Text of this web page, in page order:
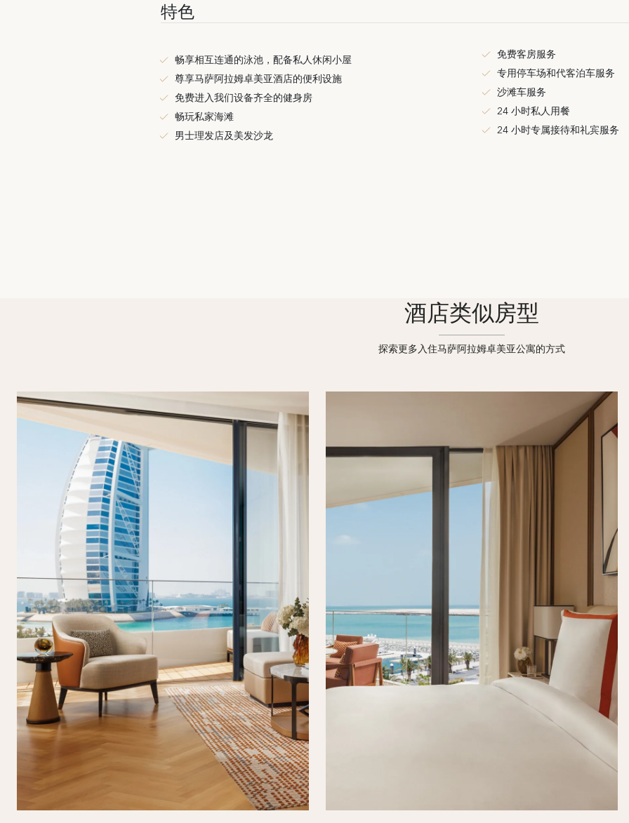
特色
畅享相互连通的泳池，配备私人休闲小屋
尊享马萨阿拉姆卓美亚酒店的便利设施
免费进入我们设备齐全的健身房
畅玩私家海滩
男士理发店及美发沙龙
免费客房服务
专用停车场和代客泊车服务
沙滩车服务
24 小时私人用餐
24 小时专属接待和礼宾服务
酒店类似房型
探索更多入住马萨阿拉姆卓美亚公寓的方式